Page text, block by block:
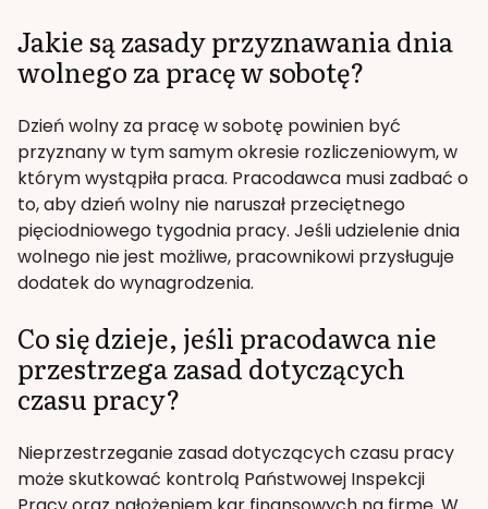
Jakie są zasady przyznawania dnia
wolnego za pracę w sobotę?
Dzień wolny za pracę w sobotę powinien być
przyznany w tym samym okresie rozliczeniowym, w
którym wystąpiła praca. Pracodawca musi zadbać o
to, aby dzień wolny nie naruszał przeciętnego
pięciodniowego tygodnia pracy. Jeśli udzielenie dnia
wolnego nie jest możliwe, pracownikowi przysługuje
dodatek do wynagrodzenia.
Co się dzieje, jeśli pracodawca nie
przestrzega zasad dotyczących
czasu pracy?
Nieprzestrzeganie zasad dotyczących czasu pracy
może skutkować kontrolą Państwowej Inspekcji